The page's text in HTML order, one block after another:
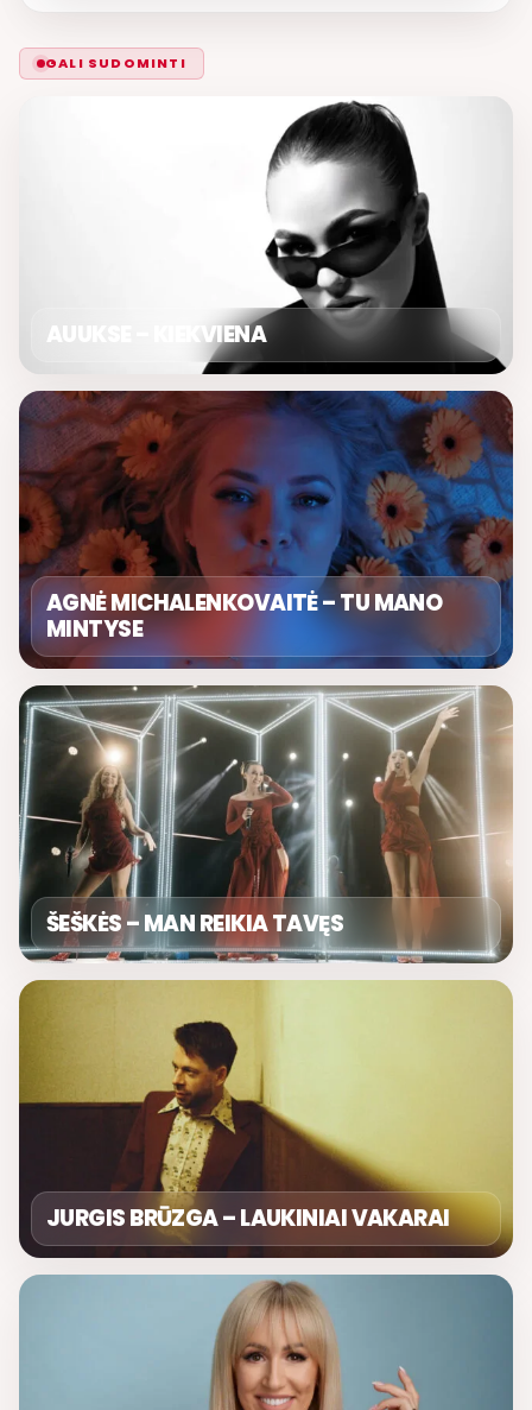
GALI SUDOMINTI
AUUKSE – KIEKVIENA
AGNĖ MICHALENKOVAITĖ – TU MANO
MINTYSE
ŠEŠKĖS – MAN REIKIA TAVĘS
JURGIS BRŪZGA – LAUKINIAI VAKARAI